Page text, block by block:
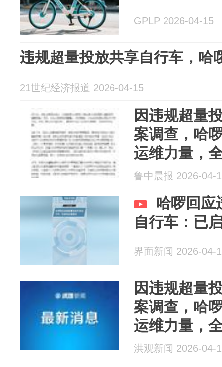
GPLP 2026-04-15
违规超量投放共享自行车，哈
21世纪经济报道 2026-04-15
因违规超量
案调查，哈
运维力量，
放秩序；此
鲁中晨报 2026-04-
哈啰回应
自行车：已
界面新闻 2026-04-
因违规超量
案调查，哈
运维力量，
放秩序；此
洪观新闻 2026-04-